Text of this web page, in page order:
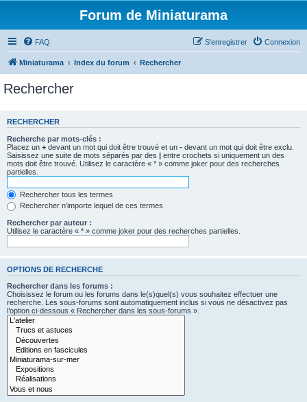
Forum de Miniaturama
FAQ Connexion
S’enregistrer
Miniaturama Index du forum Rechercher
Rechercher
RECHERCHER
Recherche par mots-clés :
Placez un + devant un mot qui doit être trouvé et un - devant un mot qui doit être exclu.
Saisissez une suite de mots séparés par des | entre crochets si uniquement un des
mots doit être trouvé. Utilisez le caractère « * » comme joker pour des recherches
partielles.
Rechercher tous les termes
Rechercher n’importe lequel de ces termes
Rechercher par auteur :
Utilisez le caractère « * » comme joker pour des recherches partielles.
OPTIONS DE RECHERCHE
Rechercher dans les forums :
Choisissez le forum ou les forums dans le(s)quel(s) vous souhaitez effectuer une
recherche. Les sous-forums sont automatiquement inclus si vous ne désactivez pas
l’option ci-dessous « Rechercher dans les sous-forums ».